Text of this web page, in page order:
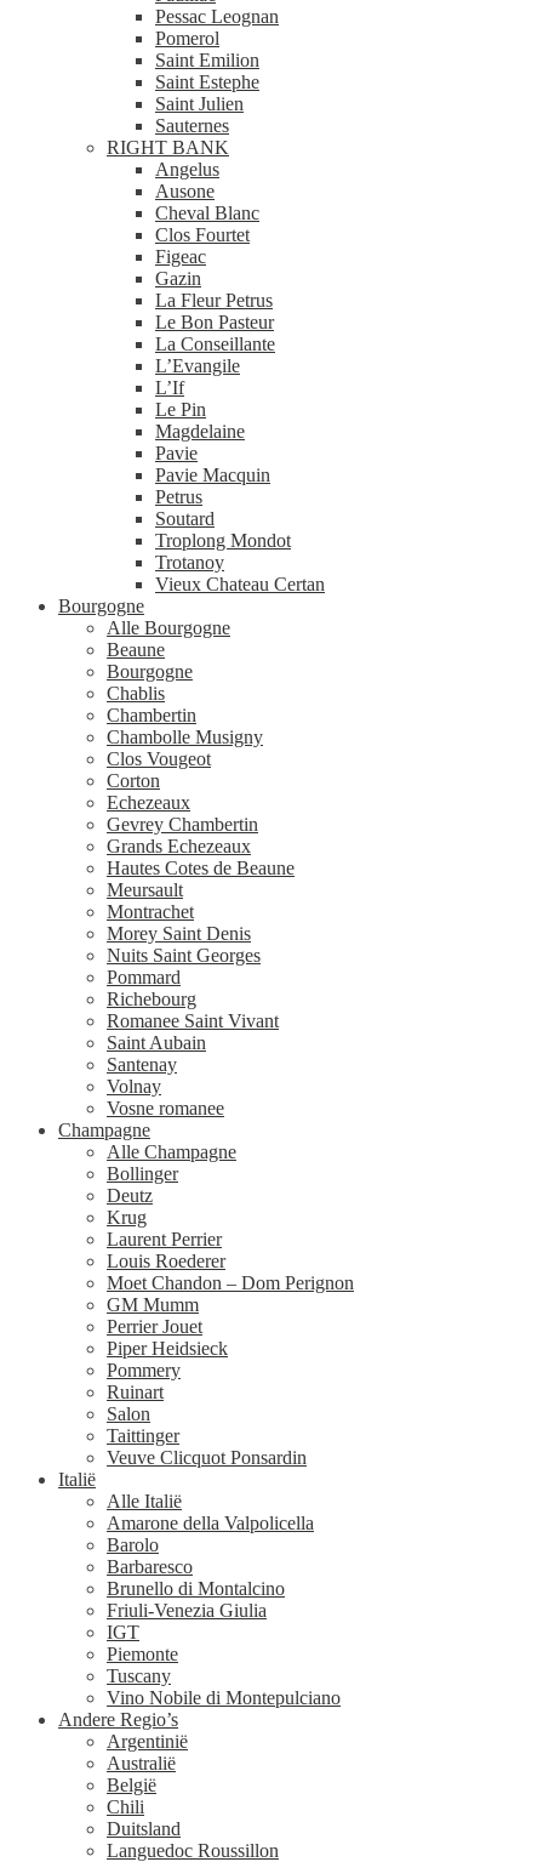
Pessac Leognan
Pomerol
Saint Emilion
Saint Estephe
Saint Julien
Sauternes
RIGHT BANK
Angelus
Ausone
Cheval Blanc
Clos Fourtet
Figeac
Gazin
La Fleur Petrus
Le Bon Pasteur
La Conseillante
L’Evangile
L’If
Le Pin
Magdelaine
Pavie
Pavie Macquin
Petrus
Soutard
Troplong Mondot
Trotanoy
Vieux Chateau Certan
Bourgogne
Alle Bourgogne
Beaune
Bourgogne
Chablis
Chambertin
Chambolle Musigny
Clos Vougeot
Corton
Echezeaux
Gevrey Chambertin
Grands Echezeaux
Hautes Cotes de Beaune
Meursault
Montrachet
Morey Saint Denis
Nuits Saint Georges
Pommard
Richebourg
Romanee Saint Vivant
Saint Aubain
Santenay
Volnay
Vosne romanee
Champagne
Alle Champagne
Bollinger
Deutz
Krug
Laurent Perrier
Louis Roederer
Moet Chandon – Dom Perignon
GM Mumm
Perrier Jouet
Piper Heidsieck
Pommery
Ruinart
Salon
Taittinger
Veuve Clicquot Ponsardin
Italië
Alle Italië
Amarone della Valpolicella
Barolo
Barbaresco
Brunello di Montalcino
Friuli-Venezia Giulia
IGT
Piemonte
Tuscany
Vino Nobile di Montepulciano
Andere Regio’s
Argentinië
Australië
België
Chili
Duitsland
Languedoc Roussillon